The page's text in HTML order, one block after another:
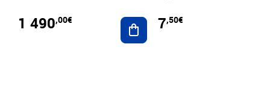
1 490,00€ Ajouter au panier
7,50€